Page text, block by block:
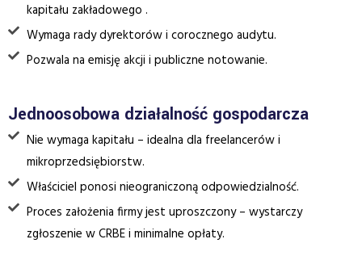
kapitału zakładowego .
Wymaga rady dyrektorów i corocznego audytu.
Pozwala na emisję akcji i publiczne notowanie.
Jednoosobowa działalność gospodarcza
Nie wymaga kapitału – idealna dla freelancerów i
mikroprzedsiębiorstw.
Właściciel ponosi nieograniczoną odpowiedzialność.
Proces założenia firmy jest uproszczony – wystarczy
zgłoszenie w CRBE i minimalne opłaty.